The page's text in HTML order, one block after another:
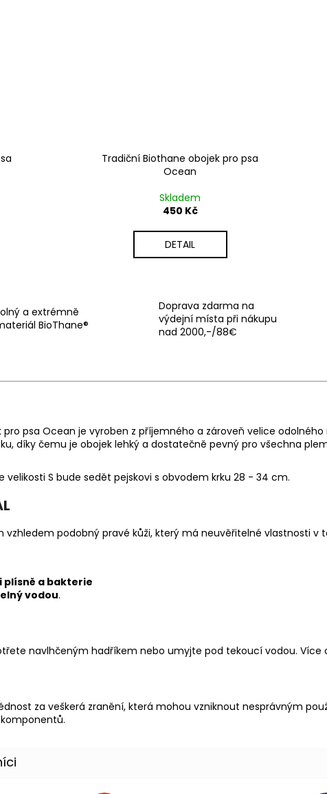
Tradiční Biothane obojek pro psa
Ocean
Skladem
450 Kč
DETAIL
a extrémně
BioThane®
Doprava zdarma na
výdejní místa při nákupu
nad 2000,-/88€
pro psa Ocean je vyroben z příjemného a zároveň velice
díky čemu je obojek lehký a dostatečně pevný pro všechna
velikosti S bude sedět pejskovi s obvodem krku 28 - 34 cm.
vzhledem podobný pravé kůži, který má neuvěřitelné vlastnosti v
plísně a bakterie
vodou.
navlhčeným hadříkem nebo umyjte pod tekoucí vodou. Více
za veškerá zranění, která mohou vzniknout nesprávným